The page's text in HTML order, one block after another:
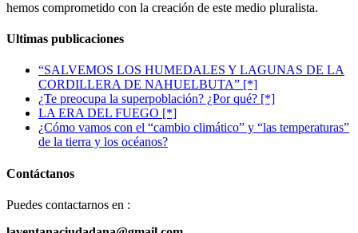
hemos comprometido con la creación de este medio pluralista.
Ultimas publicaciones
“SALVEMOS LOS HUMEDALES Y LAGUNAS DE LA
CORDILLERA DE NAHUELBUTA” [*]
¿Te preocupa la superpoblación? ¿Por qué? [*]
LA ERA DEL FUEGO [*]
¿Cómo vamos con el “cambio climático” y “las temperaturas”
de la tierra y los océanos?
Contáctanos
Puedes contactarnos en :